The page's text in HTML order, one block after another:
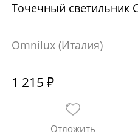
Точечный светильник
Omnilux (Италия)
1 215 ₽